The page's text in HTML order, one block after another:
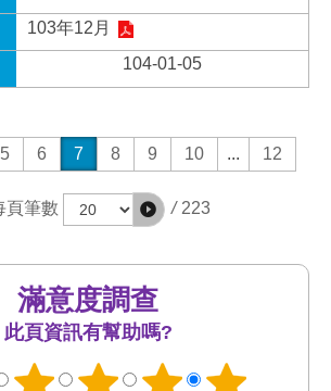
103年12月
104-01-05
5 6 7 8 9 10 ... 12
頁筆數 / 223
滿意度調查
此頁資訊有幫助嗎?